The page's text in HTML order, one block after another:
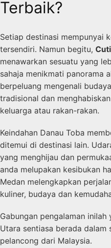
Terbaik?
Setiap destinasi mempunyai
tersendiri. Namun begitu,
menawarkan sesuatu yang
sahaja menikmati panorama
berpeluang mengenali
tradisional dan
keluarga atau rakan-rakan.
Keindahan Danau Toba
ditemui di destinasi lain.
yang menghijau dan
anda melupakan kesibukan
Medan melengkapkan
kuliner, budaya dan
Gabungan pengalaman
Utara sentiasa berada dalam
pelancong dari Malaysia.